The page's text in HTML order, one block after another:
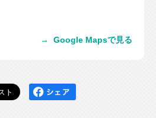
→ Google Mapsで見る